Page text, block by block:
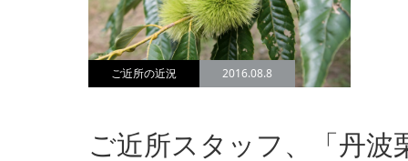
ご近所の近況 2016.08.8
ご近所スタッフ、「丹波